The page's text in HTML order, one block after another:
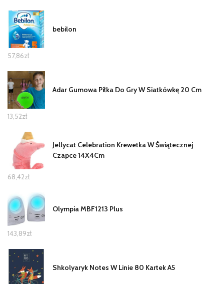
bebilon
57,86zł
Adar Gumowa Piłka Do Gry W Siatkówkę 20 Cm
13,52zł
Jellycat Celebration Krewetka W Świątecznej
Czapce 14X4Cm
68,42zł
Olympia MBF1213 Plus
143,89zł
Shkolyaryk Notes W Linie 80 Kartek A5